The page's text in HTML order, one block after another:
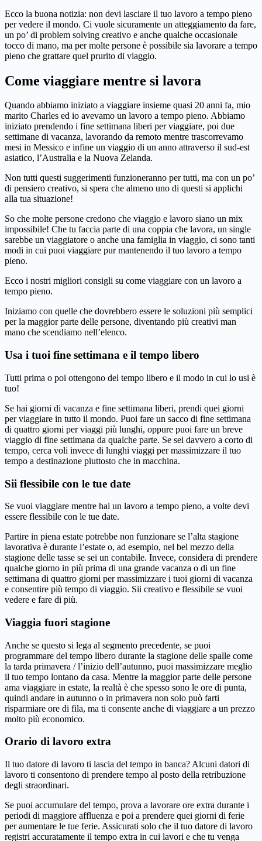
Ecco la buona notizia: non devi lasciare il tuo lavoro a tempo pieno
per vedere il mondo. Ci vuole sicuramente un atteggiamento da fare,
un po’ di problem solving creativo e anche qualche occasionale
tocco di mano, ma per molte persone è possibile sia lavorare a tempo
pieno che grattare quel prurito di viaggio.
Come viaggiare mentre si lavora
Quando abbiamo iniziato a viaggiare insieme quasi 20 anni fa, mio ​​
marito Charles ed io avevamo un lavoro a tempo pieno. Abbiamo
iniziato prendendo i fine settimana liberi per viaggiare, poi due
settimane di vacanza, lavorando da remoto mentre trascorrevamo
mesi in Messico e infine un viaggio di un anno attraverso il sud-est
asiatico, l’Australia e la Nuova Zelanda.
Non tutti questi suggerimenti funzioneranno per tutti, ma con un po’
di pensiero creativo, si spera che almeno uno di questi si applichi
alla tua situazione!
So che molte persone credono che viaggio e lavoro siano un mix
impossibile! Che tu faccia parte di una coppia che lavora, un single
sarebbe un viaggiatore o anche una famiglia in viaggio, ci sono tanti
modi in cui puoi viaggiare pur mantenendo il tuo lavoro a tempo
pieno.
Ecco i nostri migliori consigli su come viaggiare con un lavoro a
tempo pieno.
Iniziamo con quelle che dovrebbero essere le soluzioni più semplici
per la maggior parte delle persone, diventando più creativi man
mano che scendiamo nell’elenco.
Usa i tuoi fine settimana e il tempo libero
Tutti prima o poi ottengono del tempo libero e il modo in cui lo usi è
tuo!
Se hai giorni di vacanza e fine settimana liberi, prendi quei giorni
per viaggiare in tutto il mondo. Puoi fare un sacco di fine settimana
di quattro giorni per viaggi più lunghi, oppure puoi fare un breve
viaggio di fine settimana da qualche parte. Se sei davvero a corto di
tempo, cerca voli invece di lunghi viaggi per massimizzare il tuo
tempo a destinazione piuttosto che in macchina.
Sii flessibile con le tue date
Se vuoi viaggiare mentre hai un lavoro a tempo pieno, a volte devi
essere flessibile con le tue date.
Partire in piena estate potrebbe non funzionare se l’alta stagione
lavorativa è durante l’estate o, ad esempio, nel bel mezzo della
stagione delle tasse se sei un contabile. Invece, considera di prendere
qualche giorno in più prima di una grande vacanza o di un fine
settimana di quattro giorni per massimizzare i tuoi giorni di vacanza
e consentire più tempo di viaggio. Sii creativo e flessibile se vuoi
vedere e fare di più.
Viaggia fuori stagione
Anche se questo si lega al segmento precedente, se puoi
programmare del tempo libero durante la stagione delle spalle come
la tarda primavera / l’inizio dell’autunno, puoi massimizzare meglio
il tuo tempo lontano da casa. Mentre la maggior parte delle persone
ama viaggiare in estate, la realtà è che spesso sono le ore di punta,
quindi andare in autunno o in primavera non solo può farti
risparmiare ore di fila, ma ti consente anche di viaggiare a un prezzo
molto più economico.
Orario di lavoro extra
Il tuo datore di lavoro ti lascia del tempo in banca? Alcuni datori di
lavoro ti consentono di prendere tempo al posto della retribuzione
degli straordinari.
Se puoi accumulare del tempo, prova a lavorare ore extra durante i
periodi di maggiore affluenza e poi a prendere quei giorni di ferie
per aumentare le tue ferie. Assicurati solo che il tuo datore di lavoro
registri accuratamente il tempo extra in cui lavori e che tu venga